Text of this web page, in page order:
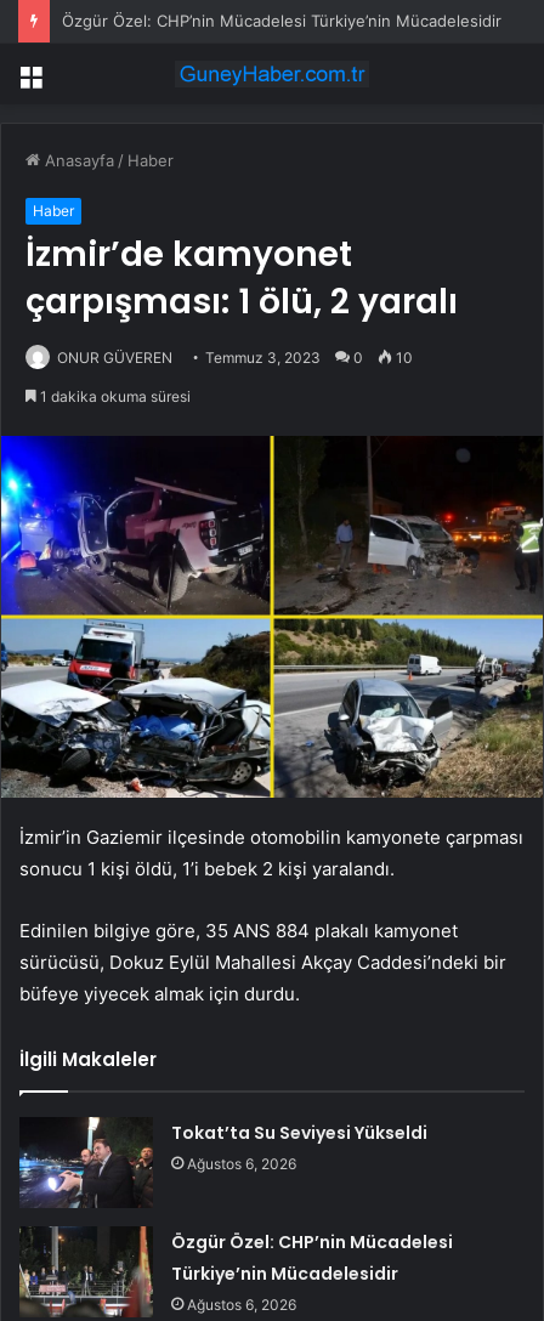
Özgür Özel: CHP’nin Mücadelesi Türkiye’nin Mücadelesidir
Menü
Anasayfa / Haber
Haber
İzmir’de kamyonet
çarpışması: 1 ölü, 2 yaralı
ONUR GÜVEREN Temmuz 3, 2023 0 10
1 dakika okuma süresi
İzmir’in Gaziemir ilçesinde otomobilin kamyonete çarpması
sonucu 1 kişi öldü, 1’i bebek 2 kişi yaralandı.
Edinilen bilgiye göre, 35 ANS 884 plakalı kamyonet
sürücüsü, Dokuz Eylül Mahallesi Akçay Caddesi’ndeki bir
büfeye yiyecek almak için durdu.
İlgili Makaleler
Tokat’ta Su Seviyesi Yükseldi
Ağustos 6, 2026
Özgür Özel: CHP’nin Mücadelesi
Türkiye’nin Mücadelesidir
Ağustos 6, 2026